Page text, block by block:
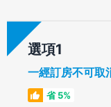
選項
一經訂房不可取
省 5%